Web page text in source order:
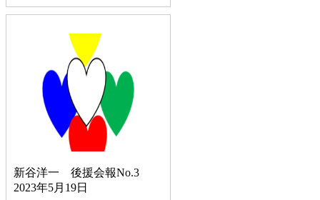
新谷洋一 後援会報No.3
2023年5月19日